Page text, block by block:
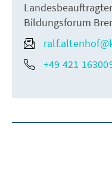
Bildungsforum
+49 421